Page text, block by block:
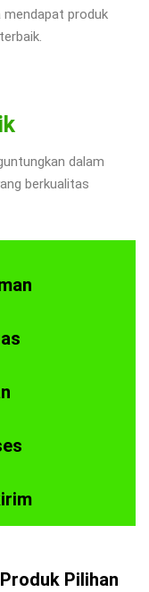
mendapat produk
dalam
berkualitas
Pilihan